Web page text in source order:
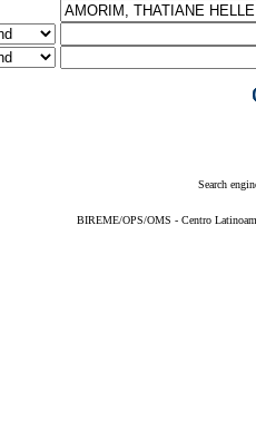
Search
BIREME/OPS/OMS - Centro